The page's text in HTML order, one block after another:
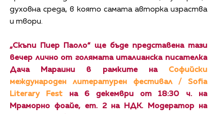
духовна среда, в която самата авторка израства
и твори.
„Скъпи Пиер Паоло“ ще бъде представена тази
вечер лично от голямата италианска писателка
Дача Мараини в рамките на Софийски
международен литературен фестивал / Sofia
Literary Fest на 6 декември от 18:30 ч. на
Мраморно фоайе, ет. 2 на НДК. Модератор на